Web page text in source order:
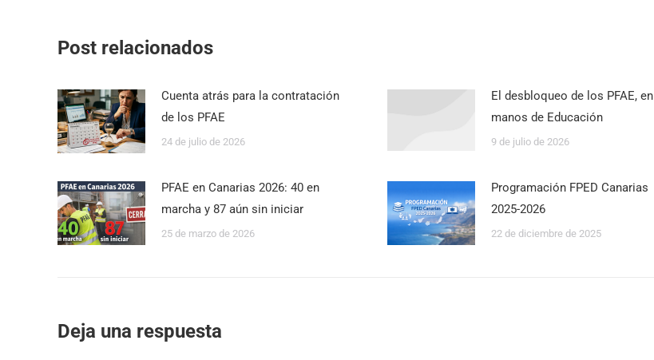
Post relacionados
Cuenta atrás para la contratación
de los PFAE
24 de julio de 2026
El desbloqueo de los PFAE, en
manos de Educación
9 de julio de 2026
PFAE en Canarias 2026: 40 en
marcha y 87 aún sin iniciar
25 de marzo de 2026
Programación FPED Canarias
2025-2026
22 de diciembre de 2025
Deja una respuesta